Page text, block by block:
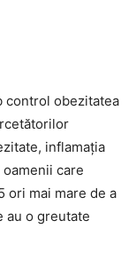
control obezitatea
inflamația
care
ori mai mare de a
au o greutate